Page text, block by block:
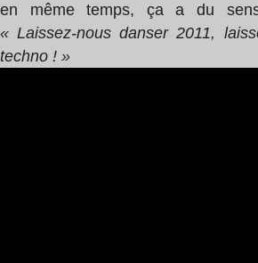
en même temps, ça a du
« Laissez-nous danser 2011,
techno ! »